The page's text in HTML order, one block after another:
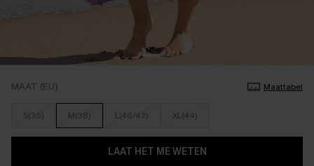
MAAT (EU) Maattabel
S(36) M(38) L(40/42) XL(44)
LAAT HET ME WETEN